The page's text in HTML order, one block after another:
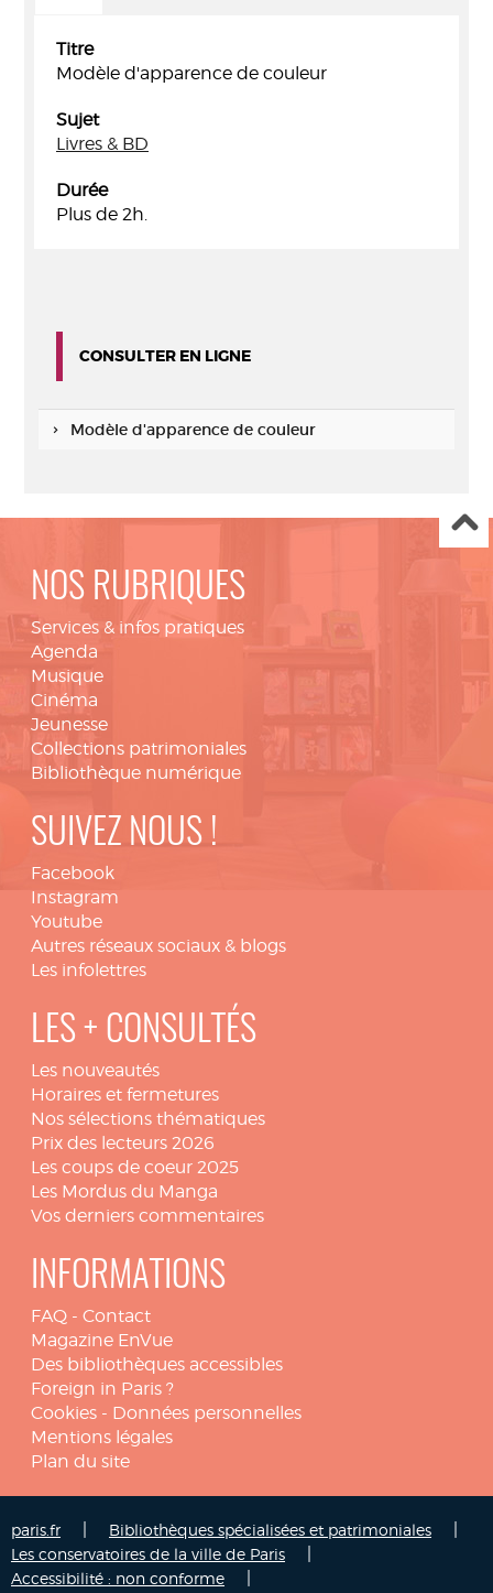
Titre
Modèle d'apparence de couleur
Sujet
Livres & BD
Durée
Plus de 2h.
CONSULTER EN LIGNE
Modèle d'apparence de couleur
NOS RUBRIQUES
Services & infos pratiques
Agenda
Musique
Cinéma
Jeunesse
Collections patrimoniales
Bibliothèque numérique
SUIVEZ NOUS !
Facebook
Instagram
Youtube
Autres réseaux sociaux & blogs
Les infolettres
LES + CONSULTÉS
Les nouveautés
Horaires et fermetures
Nos sélections thématiques
Prix des lecteurs 2026
Les coups de coeur 2025
Les Mordus du Manga
Vos derniers commentaires
INFORMATIONS
FAQ - Contact
Magazine EnVue
Des bibliothèques accessibles
Foreign in Paris ?
Cookies - Données personnelles
Mentions légales
Plan du site
paris.fr Bibliothèques spécialisées et patrimoniales
Les conservatoires de la ville de Paris
Accessibilité : non conforme